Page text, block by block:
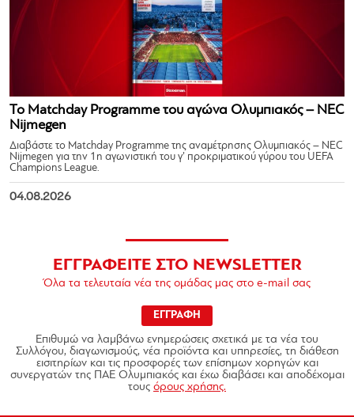
Το Matchday Programme του αγώνα Ολυμπιακός – NEC
Nijmegen
Διαβάστε το Matchday Programme της αναμέτρησης Ολυμπιακός – NEC
Nijmegen για την 1η αγωνιστική του γ’ προκριματικού γύρου του UEFA
Champions League.
04.08.2026
ΕΓΓΡΑΦΕΙΤΕ ΣΤΟ NEWSLETTER
Όλα τα τελευταία νέα της ομάδας μας στο e-mail σας
ΕΓΓΡΑΦΗ
Επιθυμώ να λαμβάνω ενημερώσεις σχετικά με τα νέα του
Συλλόγου, διαγωνισμούς, νέα προϊόντα και υπηρεσίες, τη διάθεση
εισιτηρίων και τις προσφορές των επίσημων χορηγών και
συνεργατών της ΠΑΕ Ολυμπιακός και έχω διαβάσει και αποδέχομαι
τους όρους χρήσης.